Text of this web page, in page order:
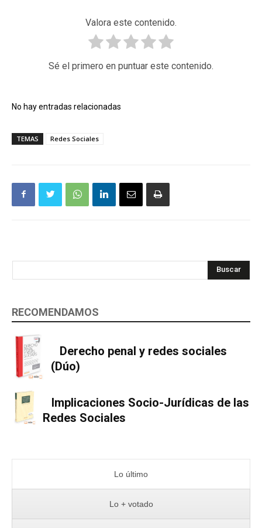
Valora este contenido.
Sé el primero en puntuar este contenido.
No hay entradas relacionadas
TEMAS Redes Sociales
Buscar
RECOMENDAMOS
Derecho penal y redes sociales
(Dúo)
Implicaciones Socio-Jurídicas de las
Redes Sociales
Lo último
Lo + votado